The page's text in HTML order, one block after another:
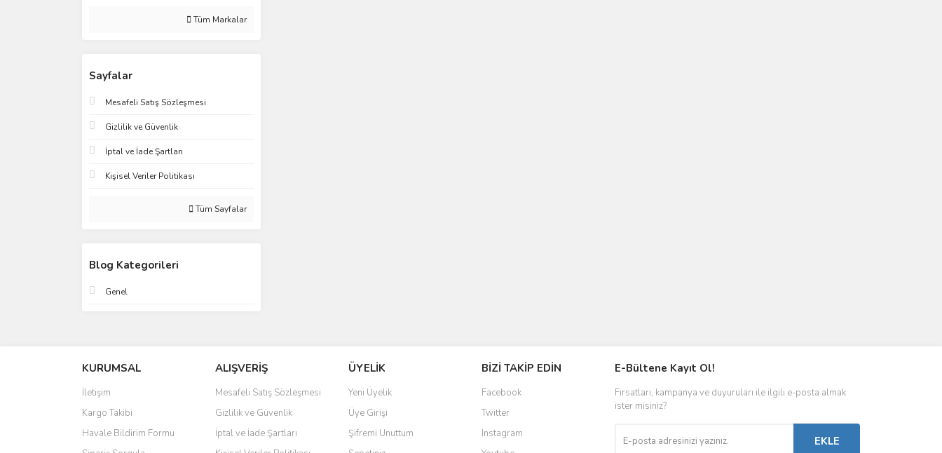
Tüm Markalar
Sayfalar
Mesafeli Satış Sözleşmesi
Gizlilik ve Güvenlik
İptal ve İade Şartları
Kişisel Veriler Politikası
Tüm Sayfalar
Blog Kategorileri
Genel
KURUMSAL
İletişim
Kargo Takibi
Havale Bildirim Formu
ALIŞVERİŞ
Mesafeli Satış Sözleşmesi
Gizlilik ve Güvenlik
İptal ve İade Şartları
ÜYELİK
Yeni Üyelik
Üye Girişi
Şifremi Unuttum
BİZİ TAKİP EDİN
Facebook
Twitter
Instagram
E-Bültene Kayıt Ol!
Fırsatları, kampanya ve duyuruları ile ilgili e-posta almak
ister misiniz?
EKLE